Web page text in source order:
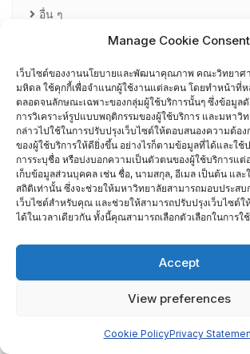
Manage Cookie Consent
เว็บไซต์ของงานนโยบายและพัฒนาคุณภาพ คณะวิทยาศ
มหิดล ใช้คุกกี้เพื่อจำแนกผู้ใช้งานแต่ละคน โดยทำหน้าที่
ตลอดจนลักษณะเฉพาะของกลุ่มผู้ใช้บริการนั้นๆ ซึ่งข้อมูล
การวิเคราะห์รูปแบบพฤติกรรมของผู้ใช้บริการ และมหาวิ
กล่าวไปใช้ในการปรับปรุงเว็บไซต์ให้ตอบสนองความต้อง
ของผู้ใช้บริการให้ดียิ่งขึ้น อย่างไรก็ตามข้อมูลที่ได้และใช้
การระบุชื่อ หรือบ่งบอกความเป็นตัวตนของผู้ใช้บริการแต่
เก็บข้อมูลส่วนบุคคล เช่น ชื่อ, นามสกุล, อีเมล เป็นต้น และ
สถิติเท่านั้น ซึ่งจะช่วยให้มหาวิทยาลัยสามารถมอบประส
เว็บไซต์สำหรับคุณ และช่วยให้สามารถปรับปรุงเว็บไซต์
ได้ในเวลาเดียวกัน ทั้งนี้คุณสามารถเลือกตัวเลือกในการใ
Accept
View preferences
Cookie PolicyPrivacy
อื่น ๆ
กรรมการบริหารความเสี่ยง
การอบรมพัฒนาหัวหน้าภาควิชา (HDP)
คณะกรรมการรับเรื่องร้องเรียน
คณะผู้บริหารคณะวิทยาศาสตร์ ที่ผ่านก
คุณภาพ
คณะผู้บริหารคณะวิทยาศาสตร์ ปี
ผู้ตรวจประเมิน MUQD